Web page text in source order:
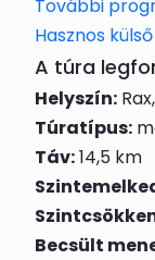
További
Hasznos
A túra
Helyszín:
Túratípus:
Táv:14,5 km
Becsült